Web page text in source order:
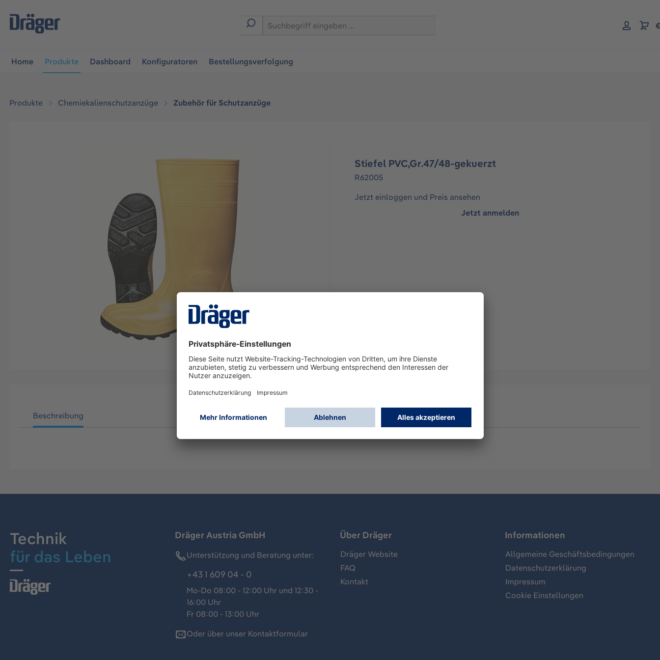
springen
Home Produkte Dashboard Konfiguratoren Bestellungsverfolgung
Produkte Chemiekalienschutzanzüge Zubehör für Schutzanzüge
Stiefel PVC,Gr.47/48-gekuerzt
R62005
Jetzt einloggen und Preis ansehen
Jetzt anmelden
Beschreibung
Technik
für das Leben
Dräger Austria GmbH
Unterstützung und Beratung unter:
+43 1 609 04 - 0
Mo-Do 08:00 - 12:00 Uhr und 12:30 -
16:00 Uhr
Fr 08:00 - 13:00 Uhr
Oder über unser Kontaktformular
Über Dräger
Dräger Website
FAQ
Kontakt
Informationen
Allgemeine Geschäftsbedingungen
Datenschutzerklärung
Impressum
Cookie Einstellungen